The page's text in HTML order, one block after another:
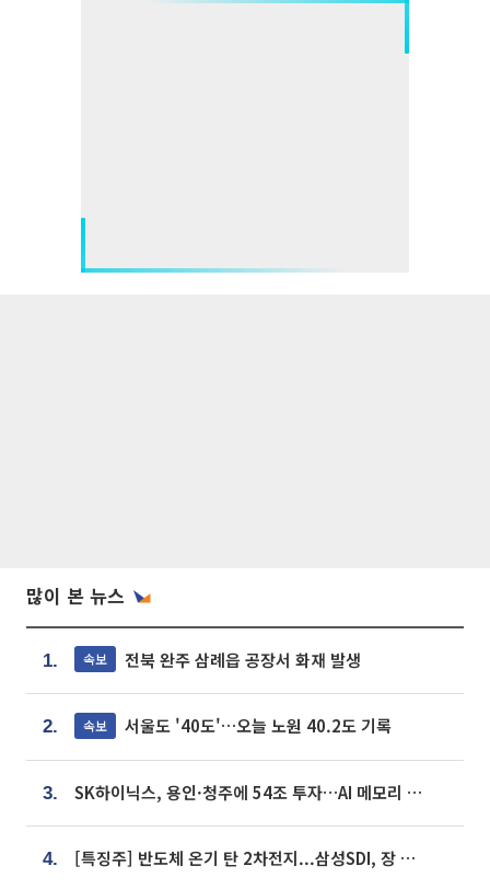
많이 본 뉴스
1. 속보 전북 완주 삼례읍 공장서 화재 발생
2. 속보 서울도 '40도'…오늘 노원 40.2도 기록
3. SK하이닉스, 용인·청주에 54조 투자…AI 메모리 생산기지 키운다
4. [특징주] 반도체 온기 탄 2차전지...삼성SDI, 장 초반 7% 넘게 껑충